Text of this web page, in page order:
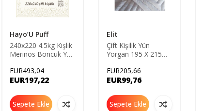
Hayo’U Puff
240x220 4.5kg Kışlık
Merinos Boncuk Yün
EUR493,04
EUR197,22
Sepete Ekle
Elit
Çift Kişilik Yün
Yorgan 195 X 215
EUR205,66
EUR99,76
Sepete Ekle